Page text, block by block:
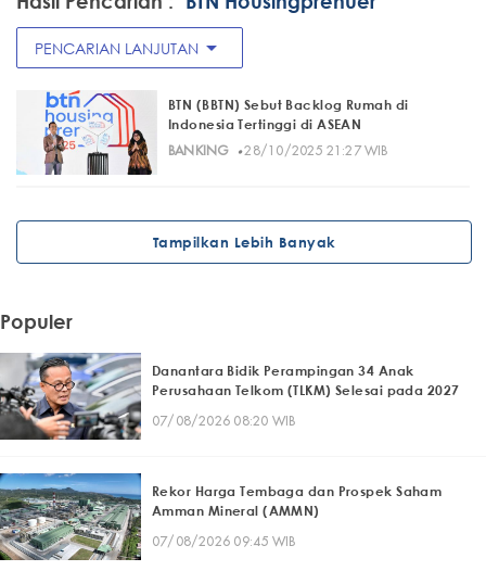
PENCARIAN LANJUTAN arrow_drop_down
BTN (BBTN) Sebut Backlog Rumah di
Indonesia Tertinggi di ASEAN
BANKING· 28/10/2025 21:27 WIB
Tampilkan Lebih Banyak
Populer
Danantara Bidik Perampingan 34 Anak
Perusahaan Telkom (TLKM) Selesai pada 2027
07/08/2026 08:20 WIB
Rekor Harga Tembaga dan Prospek Saham
Amman Mineral (AMMN)
07/08/2026 09:45 WIB